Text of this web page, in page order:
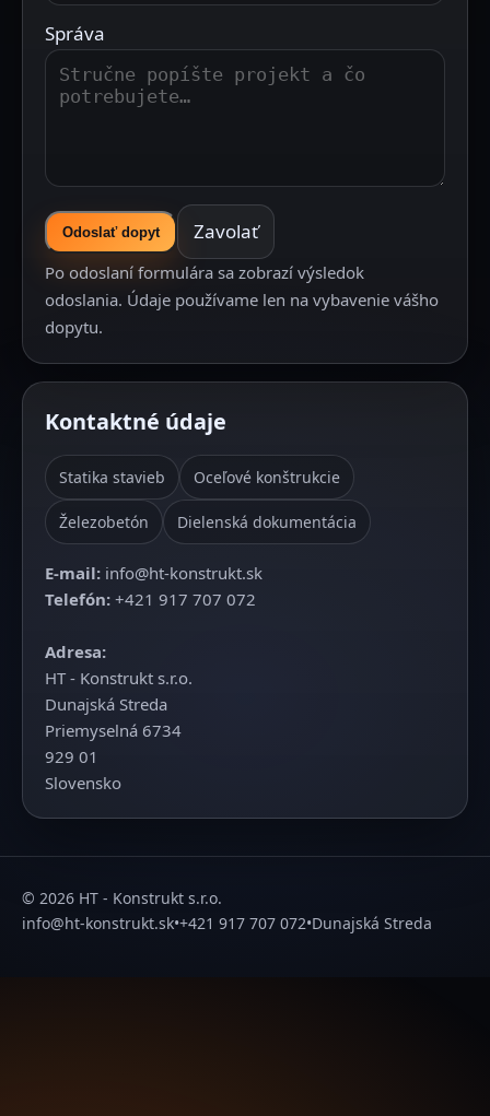
Správa
Odoslať dopyt Zavolať
Po odoslaní formulára sa zobrazí výsledok
odoslania. Údaje používame len na vybavenie vášho
dopytu.
Kontaktné údaje
Statika stavieb Oceľové konštrukcie
Železobetón Dielenská dokumentácia
E‑mail: info@ht-konstrukt.sk
Telefón: +421 917 707 072
Adresa:
HT - Konstrukt s.r.o.
Dunajská Streda
Priemyselná 6734
929 01
Slovensko
© 2026 HT - Konstrukt s.r.o.
info@ht-konstrukt.sk•+421 917 707 072•Dunajská Streda